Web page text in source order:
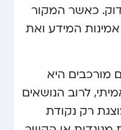
כאשר המקור
המידע ואת
מורכבים היא
לרוב הנושאים
רק נקודת